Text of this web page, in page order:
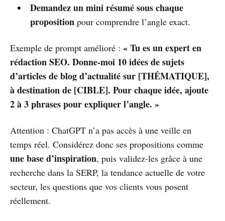
Demandez un mini résumé sous chaque
proposition pour comprendre l’angle exact.
Exemple de prompt amélioré : « Tu es un expert en
rédaction SEO. Donne-moi 10 idées de sujets
d’articles de blog d’actualité sur [THÉMATIQUE],
à destination de [CIBLE]. Pour chaque idée, ajoute
2 à 3 phrases pour expliquer l’angle. »
Attention : ChatGPT n’a pas accès à une veille en
temps réel. Considérez donc ses propositions comme
une base d’inspiration, puis validez-les grâce à une
recherche dans la SERP, la tendance actuelle de votre
secteur, les questions que vos clients vous posent
réellement.